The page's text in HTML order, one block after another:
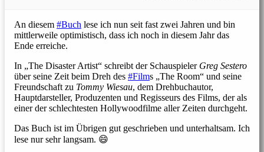
An diesem #Buch lese ich nun seit fast zwei Jahren und bin
mittlerweile optimistisch, dass ich noch in diesem Jahr das
Ende erreiche.
In „The Disaster Artist“ schreibt der Schauspieler Greg Sestero
über seine Zeit beim Dreh des #Films „The Room“ und seine
Freundschaft zu Tommy Wiesau, dem Drehbuchautor,
Hauptdarsteller, Produzenten und Regisseurs des Films, der als
einer der schlechtesten Hollywoodfilme aller Zeiten durchgeht.
Das Buch ist im Übrigen gut geschrieben und unterhaltsam. Ich
lese nur sehr langsam. 😄